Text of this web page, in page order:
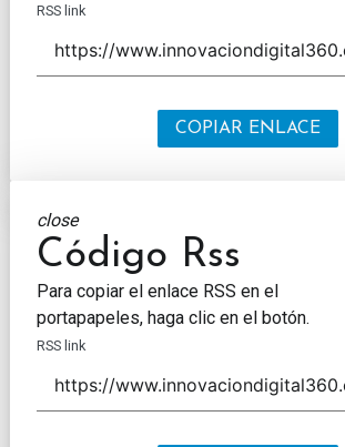
RSS link
COPIAR ENLACE
close
Código Rss
Para copiar el enlace RSS en el
portapapeles, haga clic en el botón.
RSS link